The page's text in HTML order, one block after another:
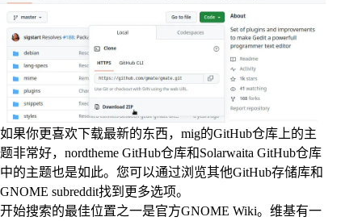
如果你更喜欢下载最新的东西，mig的GitHub仓库上的主
题非常好，nordtheme GitHub仓库和Solarwaita GitHub仓库
中的主题也是如此。您可以通过浏览其他GitHub存储库和
GNOME subreddit找到更多选项。
开始搜索的最佳位置之一是官方GNOME Wiki。维基有一